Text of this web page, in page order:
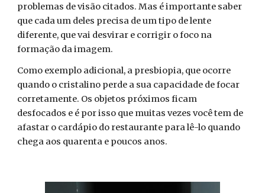
problemas de visão citados. Mas é importante saber
que cada um deles precisa de um tipo de lente
diferente, que vai desvirar e corrigir o foco na
formação da imagem.
Como exemplo adicional, a presbiopia, que ocorre
quando o cristalino perde a sua capacidade de focar
corretamente. Os objetos próximos ficam
desfocados e é por isso que muitas vezes você tem de
afastar o cardápio do restaurante para lê-lo quando
chega aos quarenta e poucos anos.